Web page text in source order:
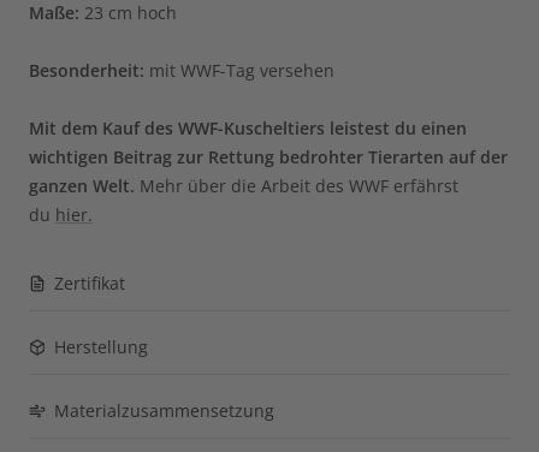
Maße: 23 cm hoch
Besonderheit: mit WWF-Tag versehen
Mit dem Kauf des WWF-Kuscheltiers leistest du einen
wichtigen Beitrag zur Rettung bedrohter Tierarten auf der
ganzen Welt. Mehr über die Arbeit des WWF erfährst
du hier.
Zertifikat
Herstellung
Materialzusammensetzung